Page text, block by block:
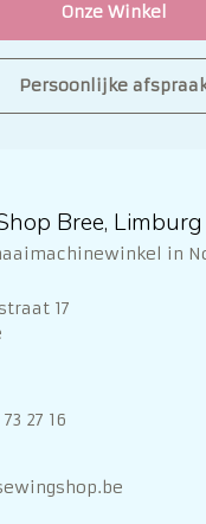
Onze Winkel
Persoonlijke
Bree, Limburg
in
17
27 16